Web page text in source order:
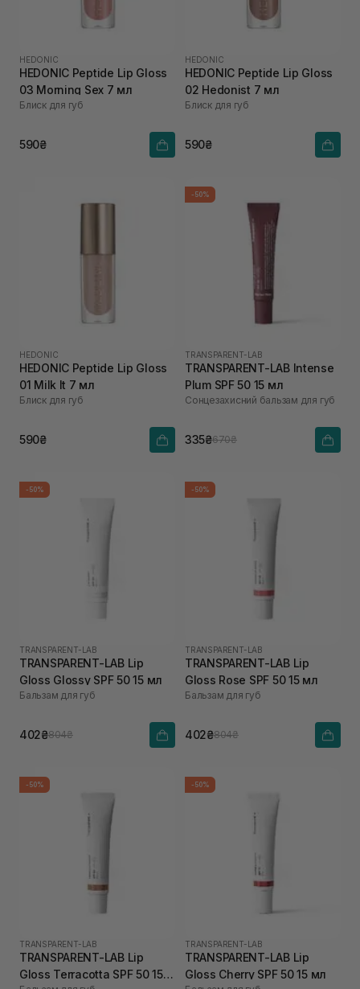
HEDONIC
HEDONIC Peptide Lip Gloss
03 Morning Sex 7 мл
Блиск для губ
590₴
HEDONIC
HEDONIC Peptide Lip Gloss
02 Hedonist 7 мл
Блиск для губ
590₴
HEDONIC
HEDONIC Peptide Lip Gloss
01 Milk It 7 мл
Блиск для губ
590₴
-50%
TRANSPARENT-LAB
TRANSPARENT-LAB Intense
Plum SPF 50 15 мл
Сонцезахисний бальзам для губ
335₴670₴
-50%
TRANSPARENT-LAB
TRANSPARENT-LAB Lip
Gloss Glossy SPF 50 15 мл
Бальзам для губ
402₴804₴
-50%
TRANSPARENT-LAB
TRANSPARENT-LAB Lip
Gloss Rose SPF 50 15 мл
Бальзам для губ
402₴804₴
-50%
TRANSPARENT-LAB
TRANSPARENT-LAB Lip
Gloss Terracotta SPF 50 15
-50%
TRANSPARENT-LAB
TRANSPARENT-LAB Lip
Gloss Cherry SPF 50 15 мл